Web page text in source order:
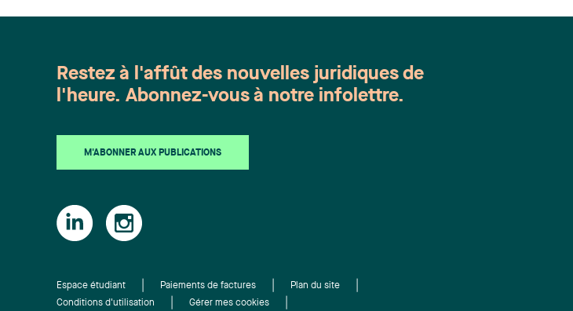
Restez à l'affût des nouvelles juridiques de
l'heure. Abonnez-vous à notre infolettre.
M'ABONNER AUX PUBLICATIONS
Espace étudiant Paiements de factures
Plan du site
Conditions d'utilisation
Gérer mes cookies